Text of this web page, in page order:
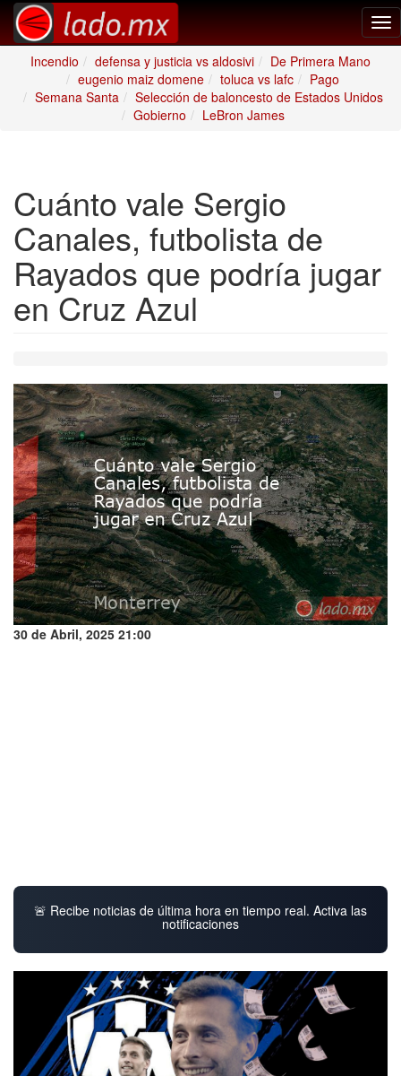
Incendio
defensa y justicia vs aldosivi
De Primera Mano
eugenio maiz domene
toluca vs lafc
Pago
Semana Santa
Selección de baloncesto de Estados Unidos
Gobierno
LeBron James
Cuánto vale Sergio
Canales, futbolista de
Rayados que podría jugar
en Cruz Azul
30 de Abril, 2025 21:00
🚨 Recibe noticias de última hora en tiempo real. Activa las
notificaciones